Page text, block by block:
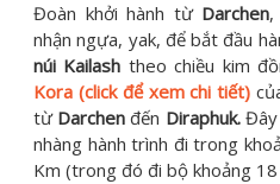
Đoàn khởi hành từ Darchen
nhận ngựa, yak, để bắt đầu
núi Kailash theo chiều kim
Kora (click để xem chi tiết)
từ Darchen đến Diraphuk. Đây
nhàng hành trình đi trong
Km (trong đó đi bộ khoảng 18